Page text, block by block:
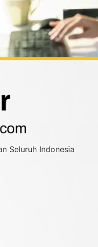
Seluruh Indonesia